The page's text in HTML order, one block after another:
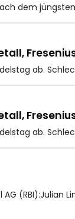
dem
ab.
ab.
(RBI):Julian